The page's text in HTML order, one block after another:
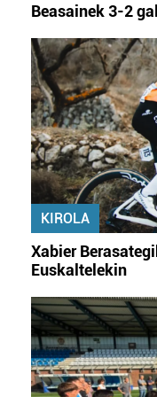
Beasainek 3-2
KIROLA
Xabier
Euskaltelekin